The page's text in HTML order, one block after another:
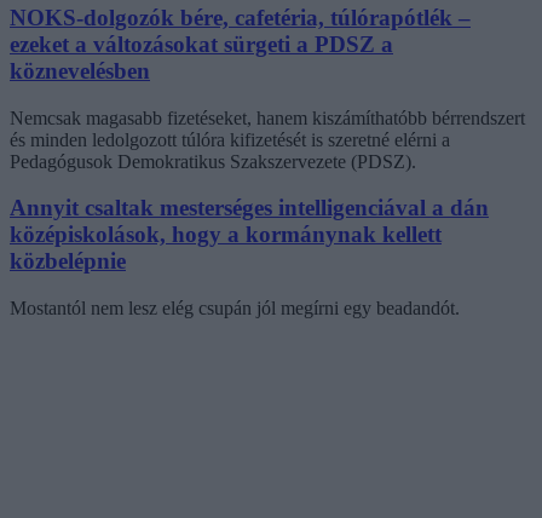
NOKS-dolgozók bére, cafetéria, túlórapótlék –
ezeket a változásokat sürgeti a PDSZ a
köznevelésben
Nemcsak magasabb fizetéseket, hanem kiszámíthatóbb bérrendszert
és minden ledolgozott túlóra kifizetését is szeretné elérni a
Pedagógusok Demokratikus Szakszervezete (PDSZ).
Annyit csaltak mesterséges intelligenciával a dán
középiskolások, hogy a kormánynak kellett
közbelépnie
Mostantól nem lesz elég csupán jól megírni egy beadandót.